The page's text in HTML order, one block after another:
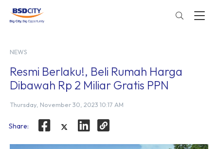
NEWS
Resmi Berlaku!, Beli Rumah Harga
Dibawah Rp 2 Miliar Gratis PPN
Thursday, November 30, 2023 10:17 AM
Share: